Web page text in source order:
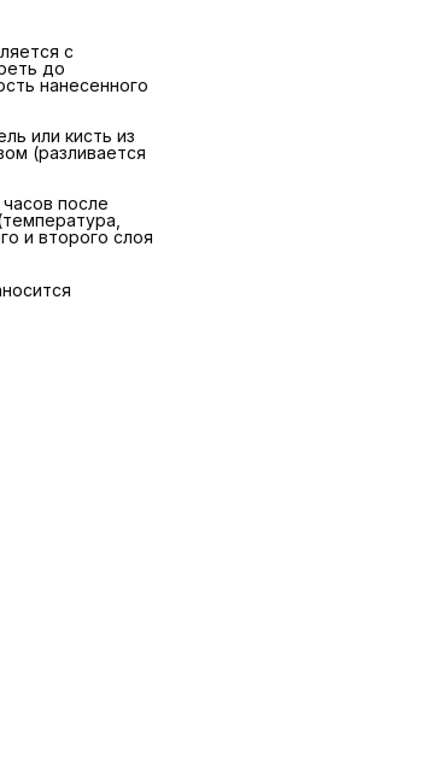
обработанной поверхности от
наносится специальный
основе.
с
до
нанесенного
или кисть из
(разливается
после
и второго слоя